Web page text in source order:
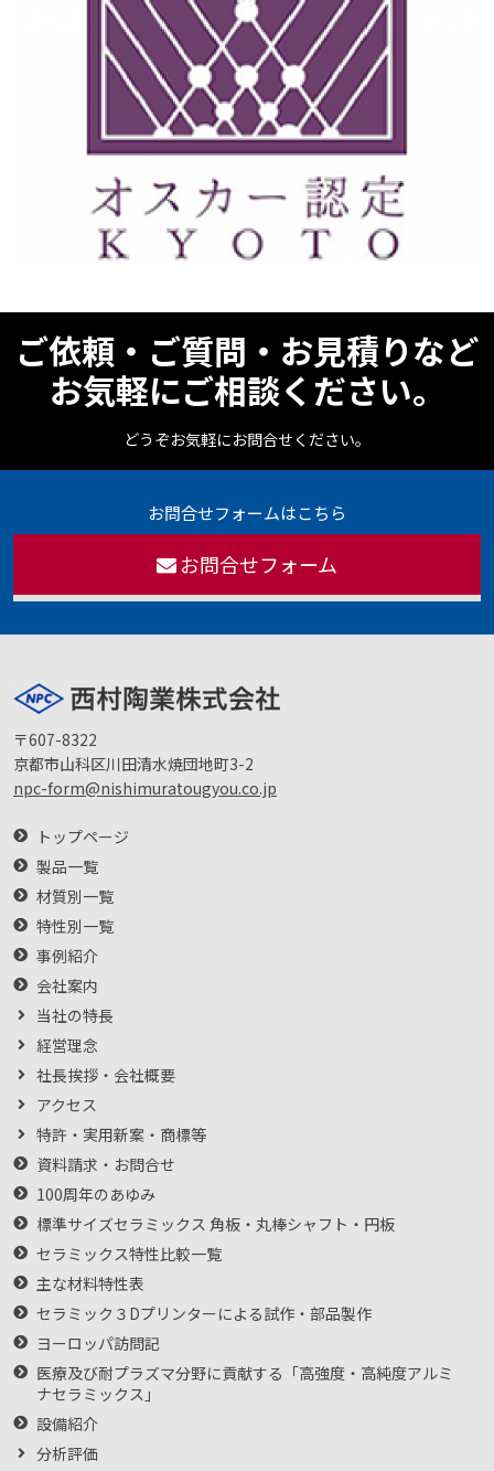
ご依頼・ご質問・お見積りなど
お気軽にご相談ください。
どうぞお気軽にお問合せください。
お問合せフォームはこちら
お問合せフォーム
〒607-8322
京都市山科区川田清水焼団地町3-2
npc-form@nishimuratougyou.co.jp
トップページ
製品一覧
材質別一覧
特性別一覧
事例紹介
会社案内
当社の特長
経営理念
社長挨拶・会社概要
アクセス
特許・実用新案・商標等
資料請求・お問合せ
100周年のあゆみ
標準サイズセラミックス 角板・丸棒シャフト・円板
セラミックス特性比較一覧
主な材料特性表
セラミック３Dプリンターによる試作・部品製作
ヨーロッパ訪問記
医療及び耐プラズマ分野に貢献する「高強度・高純度アルミ
ナセラミックス」
設備紹介
分析評価